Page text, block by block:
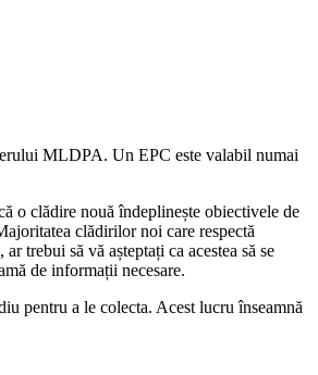
MLDPA. Un EPC este valabil numai
o clădire nouă îndeplinește obiectivele de
clădirilor noi care respectă
trebui să vă așteptați ca acestea să se
de informații necesare.
pentru a le colecta. Acest lucru înseamnă